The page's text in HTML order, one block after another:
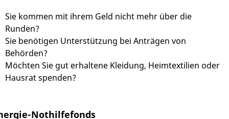
Sie kommen mit ihrem Geld nicht mehr über die
Runden?
Sie benötigen Unterstützung bei Anträgen von
Behörden?
Möchten Sie gut erhaltene Kleidung, Heimtextilien oder
Hausrat spenden?
Nothilfefonds